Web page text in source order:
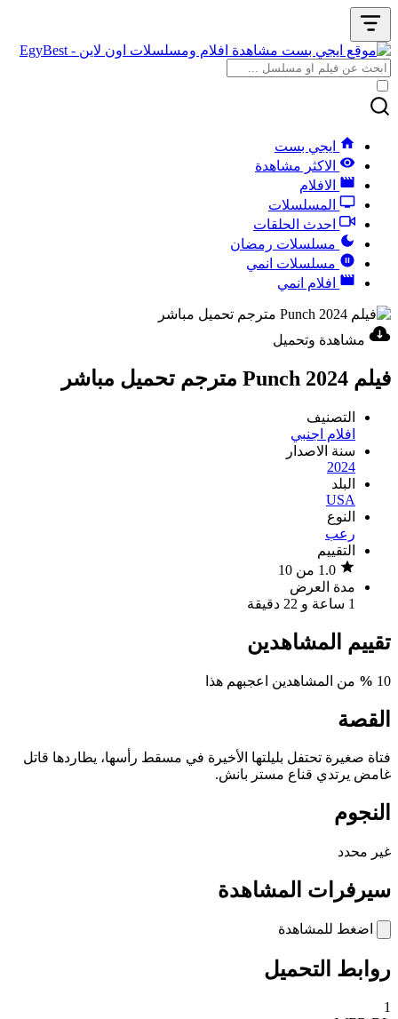
ايجي بست
الاكثر مشاهدة
الافلام
المسلسلات
احدث الحلقات
مسلسلات رمضان
مسلسلات انمي
افلام انمي
مشاهدة وتحميل
فيلم Punch 2024 مترجم تحميل مباشر
التصنيف
افلام اجنبي
سنة الاصدار
2024
البلد
USA
النوع
رعب
التقييم
مدة العرض
1 ساعة و 22 دقيقة
تقييم المشاهدين
10
% من المشاهدين اعجبهم هذا
القصة
فتاة صغيرة تحتفل بليلتها الأخيرة في مسقط رأسها، يطاردها قاتل
غامض يرتدي قناع مستر بانش.
النجوم
غير محدد
سيرفرات المشاهدة
اضغط للمشاهدة
روابط التحميل
1